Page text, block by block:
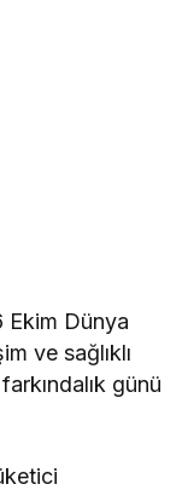
Ekim Dünya
ve sağlıklı
günü